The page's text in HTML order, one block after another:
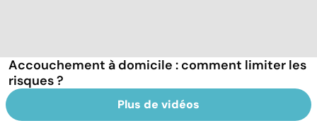
Accouchement à domicile : comment limiter les
risques ?
Plus de vidéos